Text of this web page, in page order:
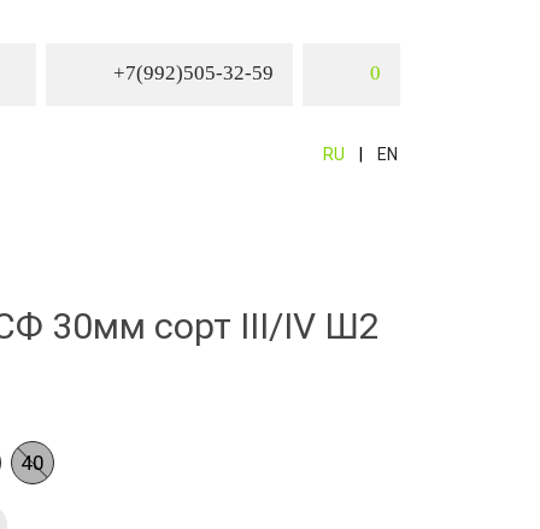
+7(992)505-32-59 0
RU EN
30мм сорт III/IV Ш2
40